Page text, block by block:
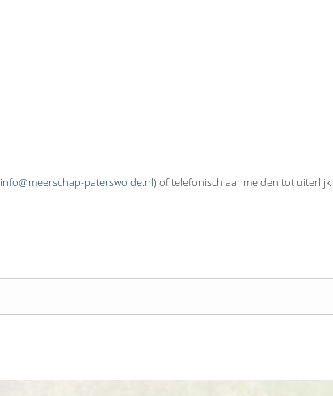
info@meerschap-paterswolde.nl) of telefonisch aanmelden tot uiterlijk